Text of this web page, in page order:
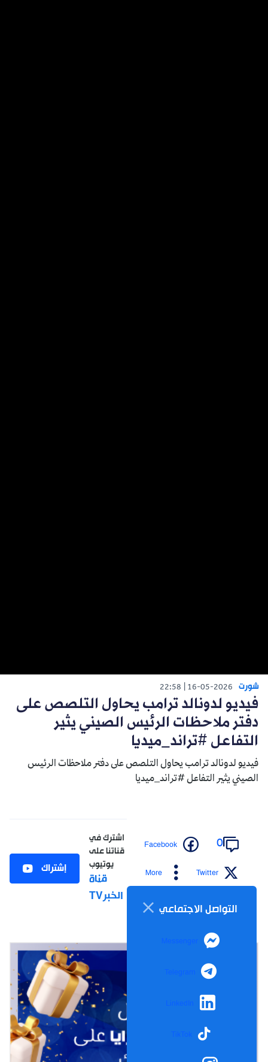
شورت 16-05-2026
22:58
فيديو لدونالد ترامب يحاول التلصص على
دفتر ملاحظات الرئيس الصيني يثير
التفاعل #تراند_ميديا
فيديو لدونالد ترامب يحاول التلصص على دفتر ملاحظات الرئيس
الصيني يثير التفاعل #تراند_ميديا
0
Facebook
Twitter
More
التواصل الاجتماعي
Messenger
Telegram
LinkedIn
TikTok
اشترك في
قناتنا على
يوتيوب
قناة
الخبرTV
إشتراك